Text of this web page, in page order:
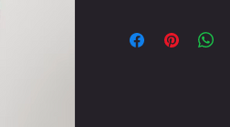
Niet heet strijken, d.w.z. tot